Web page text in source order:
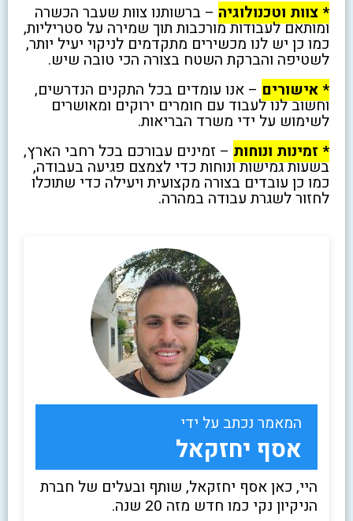
* צוות וטכנולוגיה – ברשותנו צוות שעבר הכשרה
ומותאם לעבודות מורכבות תוך שמירה על סטריליות,
כמו כן יש לנו מכשירים מתקדמים לניקוי יעיל יותר,
לשטיפה והברקת השטח בצורה הכי טובה שיש.
* אישורים – אנו עומדים בכל התקנים הנדרשים,
וחשוב לנו לעבוד עם חומרים ירוקים ומאושרים
לשימוש על ידי משרד הבריאות.
* זמינות ונוחות – זמינים עבורכם בכל רחבי הארץ,
בשעות גמישות ונוחות כדי לצמצם פגיעה בעבודה,
כמו כן עובדים בצורה מקצועית ויעילה כדי שתוכלו
לחזור לשגרת עבודה במהרה.
המאמר נכתב על ידי
אסף יחזקאל
היי, כאן אסף יחזקאל, שותף ובעלים של חברת
הניקיון נקי כמו חדש מזה 20 שנה.